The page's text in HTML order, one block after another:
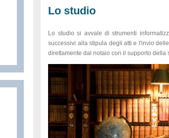
Lo studio
Lo studio si avvale di strumenti
successivi alla stipula degli atti e l'invio
direttamente dal notaio con il supporto della